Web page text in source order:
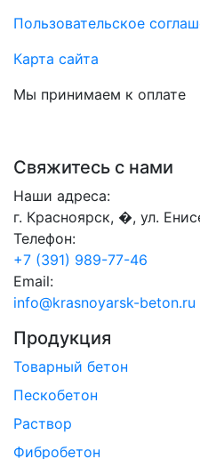
Пользовательское
Карта сайта
Мы принимаем к оплате
Свяжитесь с нами
Наши адреса:
г. Красноярск, �, ул.
Телефон:
+7 (391) 989-77-46
Email:
info@krasnoyarsk-beton.ru
Продукция
Товарный бетон
Пескобетон
Раствор
Фибробетон